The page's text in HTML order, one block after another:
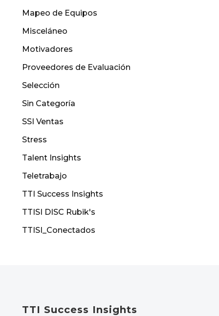
Mapeo de Equipos
Misceláneo
Motivadores
Proveedores de Evaluación
Selección
Sin Categoría
SSI Ventas
Stress
Talent Insights
Teletrabajo
TTI Success Insights
TTISI DISC Rubik's
TTISI_Conectados
TTI Success Insights